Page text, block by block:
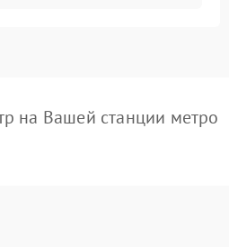
на Вашей станции метро